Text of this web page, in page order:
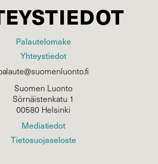
Palautelomake
Yhteystiedot
Suomen Luonto
Sörnäistenkatu 1
00580 Helsinki
Mediatiedot
Tietosuojaseloste